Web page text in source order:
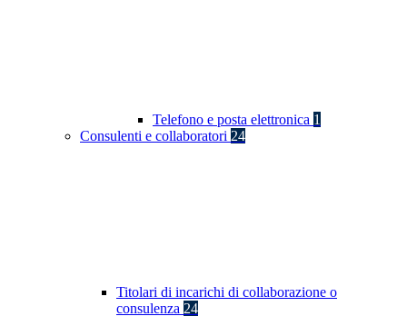
Telefono e posta elettronica 1
Consulenti e collaboratori 24
Titolari di incarichi di collaborazione o
consulenza 24